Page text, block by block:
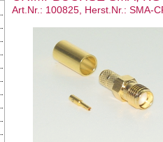
Art.Nr.: 100825, Herst.Nr.: SMA-